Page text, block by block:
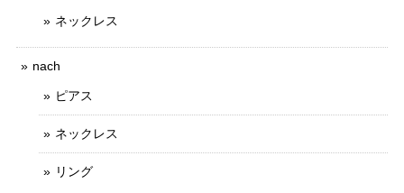
ネックレス
nach
ピアス
ネックレス
リング